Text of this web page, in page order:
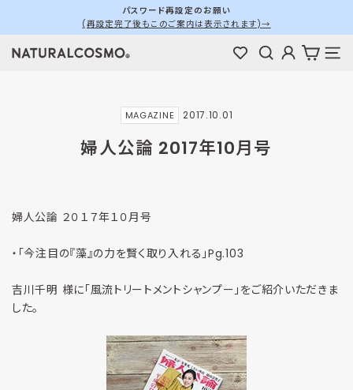
ス
ョ
を
パスワード再設定のお願い
(再設定完了後もこのご案内は表示されます)→
検索 ログイン
カート
MAGAZINE 2017.10.01
婦人公論 2017年10月号
婦人公論 ２０１７年１０月号
・「今注目の『藻』の力を賢く取り入れる」Pg.103
吉川千明 様に「風流トリートメントシャンプー」をご紹介いただきま
した。